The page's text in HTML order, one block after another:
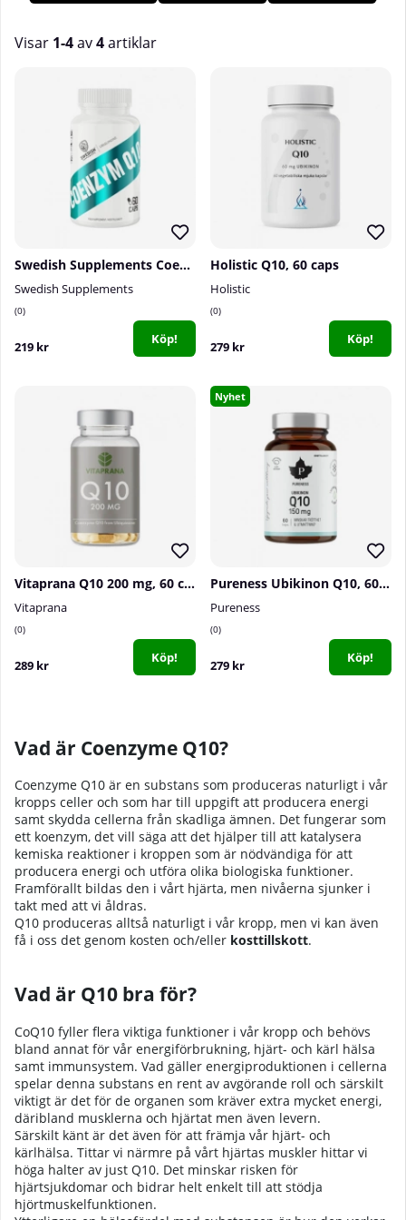
Visar 1-4av4artiklar
Swedish Supplements Coenzym Q10, 60 caps
Swedish Supplements
0
219 kr Köp!
Holistic Q10, 60 caps
Holistic
0
279 kr Köp!
Vitaprana Q10 200 mg, 60 caps
Vitaprana
0
289 kr Köp!
Nyhet
Pureness Ubikinon Q10, 60 caps
Pureness
0
279 kr Köp!
Vad är Coenzyme Q10?
Coenzyme Q10 är en substans som produceras naturligt i vår
kropps celler och som har till uppgift att producera energi
samt skydda cellerna från skadliga ämnen. Det fungerar som
ett koenzym, det vill säga att det hjälper till att katalysera
kemiska reaktioner i kroppen som är nödvändiga för att
producera energi och utföra olika biologiska funktioner.
Framförallt bildas den i vårt hjärta, men nivåerna sjunker i
takt med att vi åldras.
Q10 produceras alltså naturligt i vår kropp, men vi kan även
få i oss det genom kosten och/eller kosttillskott.
Vad är Q10 bra för?
CoQ10 fyller flera viktiga funktioner i vår kropp och behövs
bland annat för vår energiförbrukning, hjärt- och kärl hälsa
samt immunsystem. Vad gäller energiproduktionen i cellerna
spelar denna substans en rent av avgörande roll och särskilt
viktigt är det för de organen som kräver extra mycket energi,
däribland musklerna och hjärtat men även levern.
Särskilt känt är det även för att främja vår hjärt- och
kärlhälsa. Tittar vi närmre på vårt hjärtas muskler hittar vi
höga halter av just Q10. Det minskar risken för
hjärtsjukdomar och bidrar helt enkelt till att stödja
hjörtmuskelfunktionen.